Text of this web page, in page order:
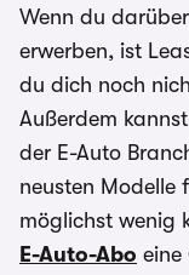
Wenn du
erwerben, ist
du dich noch
Außerdem
der E-Auto
neusten Modelle
möglichst wenig
E-Auto-Abo